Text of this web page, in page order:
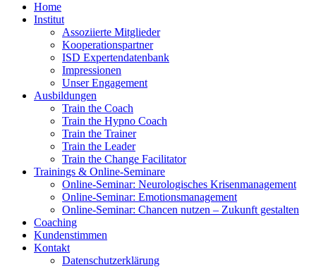
Home
Institut
Assoziierte Mitglieder
Kooperationspartner
ISD Expertendatenbank
Impressionen
Unser Engagement
Ausbildungen
Train the Coach
Train the Hypno Coach
Train the Trainer
Train the Leader
Train the Change Facilitator
Trainings & Online-Seminare
Online-Seminar: Neurologisches Krisenmanagement
Online-Seminar: Emotionsmanagement
Online-Seminar: Chancen nutzen – Zukunft gestalten
Coaching
Kundenstimmen
Kontakt
Datenschutzerklärung